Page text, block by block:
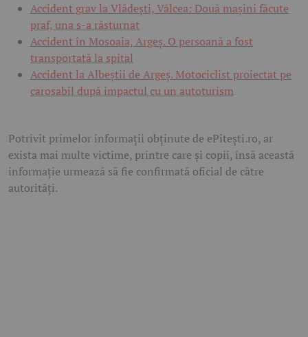
Accident grav la Vlădești, Vâlcea: Două mașini făcute
praf, una s-a răsturnat
Accident în Mosoaia, Argeș. O persoană a fost
transportată la spital
Accident la Albeștii de Argeș. Motociclist proiectat pe
carosabil după impactul cu un autoturism
Potrivit primelor informații obținute de ePitești.ro, ar
exista mai multe victime, printre care și copii, însă această
informație urmează să fie confirmată oficial de către
autorități.